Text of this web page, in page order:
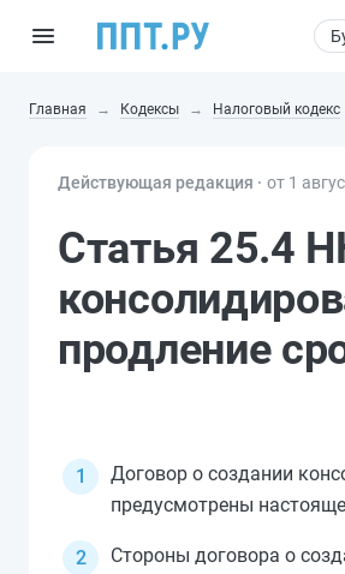
Главная Кодексы Налоговый кодекс
Действующая редакция ⸱ от 1
Статья 25.4
продление
Договор о создании
предусмотрены
Стороны договора о